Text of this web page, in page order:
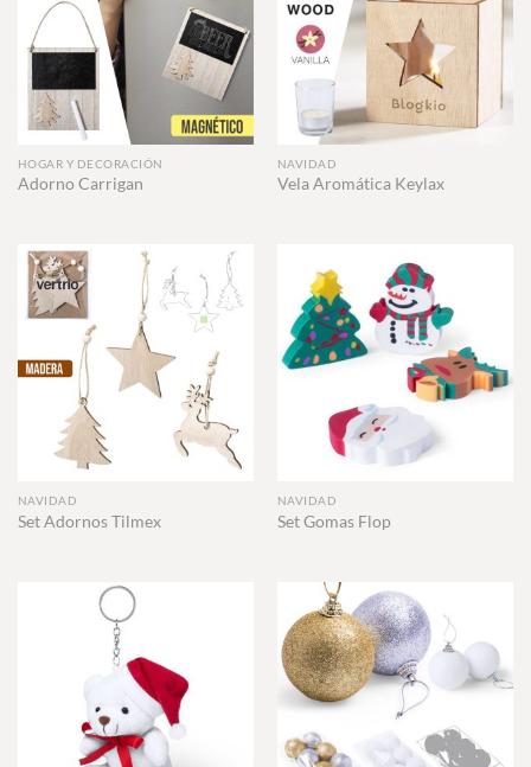
HOGAR Y DECORACIÓN
Adorno Carrigan
NAVIDAD
Vela Aromática Keylax
NAVIDAD
Set Adornos Tilmex
NAVIDAD
Set Gomas Flop